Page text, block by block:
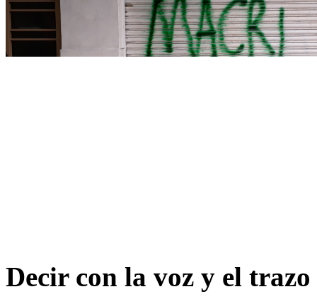
Decir con la voz y el trazo